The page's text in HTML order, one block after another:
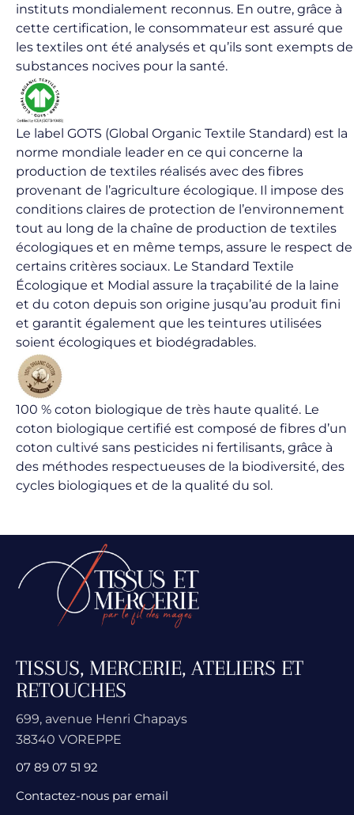
instituts mondialement reconnus. En outre, grâce à
cette certification, le consommateur est assuré que
les textiles ont été analysés et qu’ils sont exempts de
substances nocives pour la santé.
Le label GOTS (Global Organic Textile Standard) est la
norme mondiale leader en ce qui concerne la
production de textiles réalisés avec des fibres
provenant de l’agriculture écologique. Il impose des
conditions claires de protection de l’environnement
tout au long de la chaîne de production de textiles
écologiques et en même temps, assure le respect de
certains critères sociaux. Le Standard Textile
Écologique et Modial assure la traçabilité de la laine
et du coton depuis son origine jusqu’au produit fini
et garantit également que les teintures utilisées
soient écologiques et biodégradables.
100 % coton biologique de très haute qualité. Le
coton biologique certifié est composé de fibres d’un
coton cultivé sans pesticides ni fertilisants, grâce à
des méthodes respectueuses de la biodiversité, des
cycles biologiques et de la qualité du sol.
TISSUS, MERCERIE, ATELIERS ET
RETOUCHES
699, avenue Henri Chapays
38340 VOREPPE
07 89 07 51 92
Contactez-nous par email